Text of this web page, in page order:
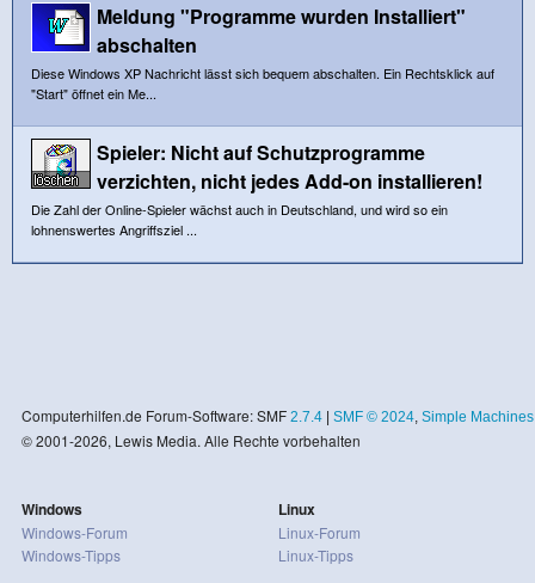
Meldung "Programme wurden Installiert"
abschalten
Diese Windows XP Nachricht lässt sich bequem abschalten. Ein Rechtsklick auf
"Start" öffnet ein Me...
Spieler: Nicht auf Schutzprogramme
verzichten, nicht jedes Add-on installieren!
Die Zahl der Online-Spieler wächst auch in Deutschland, und wird so ein
lohnenswertes Angriffsziel ...
Computerhilfen.de Forum-Software: SMF 2.7.4| SMF © 2024, Simple Machines
© 2001-2026, Lewis Media. Alle Rechte vorbehalten
Windows
Windows-Forum
Windows-Tipps
Linux
Linux-Forum
Linux-Tipps